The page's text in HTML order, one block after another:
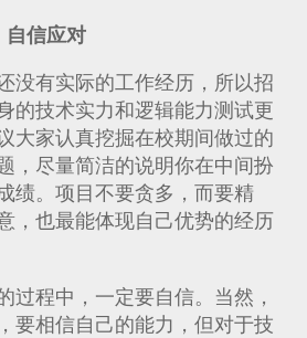
信应对
有实际的工作经历，所以招
的技术实力和逻辑能力测试更
大家认真挖掘在校期间做过的
，尽量简洁的说明你在中间扮
绩。项目不要贪多，而要精
，也最能体现自己优势的经历
程中，一定要自信。当然，
要相信自己的能力，但对于技